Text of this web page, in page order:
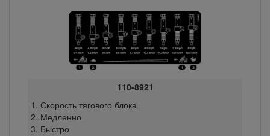
110-8921
Скорость тягового блока
Медленно
Быстро